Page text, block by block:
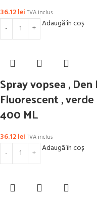
36.12lei TVA inclus
Adaugă în coș
Spray vopsea ,
Fluorescent ,
400 ML
36.12lei TVA inclus
Adaugă în coș